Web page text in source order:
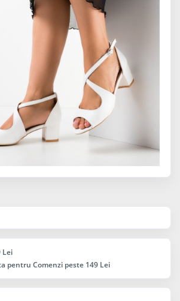
Lei
pentru Comenzi peste 149 Lei